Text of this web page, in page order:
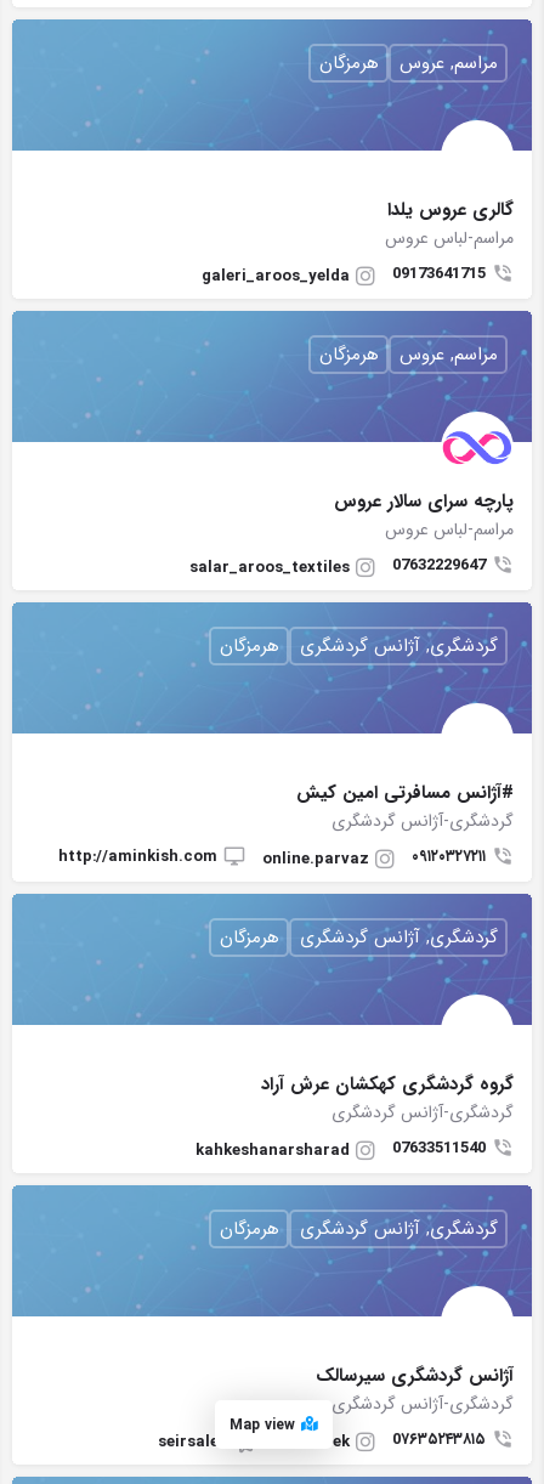
گالری عروس یلدا
مراسم-لباس عروس
09173641715
galeri_aroos_yelda
مراسم, عروس هرمزگان
پارچه سرای سالار عروس
مراسم-لباس عروس
07632229647
salar_aroos_textiles
مراسم, عروس هرمزگان
#آژانس مسافرتی امین کیش
گردشگری-آژانس گردشگری
۰۹۱۲۰۳۲۷۲۱۱ online.parvaz
http://aminkish.com
گردشگری, آژانس گردشگری هرمزگان
گروه گردشگری کهکشان عرش آراد
گردشگری-آژانس گردشگری
07633511540
kahkeshanarsharad
گردشگری, آژانس گردشگری هرمزگان
آژانس گردشگری سیرسالک
گردشگری-آژانس گردشگری
0۷۶۳۵۲۴۳۸۱۵ seir_salek
seirsalek
گردشگری, آژانس گردشگری هرمزگان
Map view